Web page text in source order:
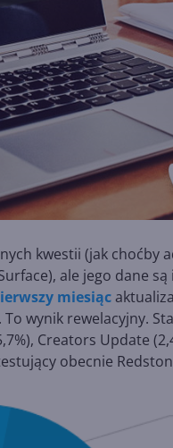
kwestii (jak choćby
ale jego dane są
miesiąc
wynik rewelacyjny.
Creators Update
obecnie